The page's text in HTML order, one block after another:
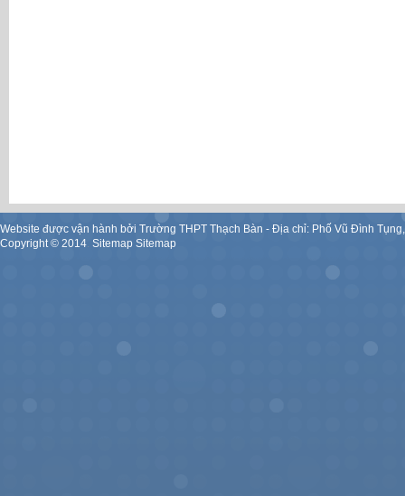
Website được vận hành bởi Trường THPT Thạch Bàn - Địa chỉ: Phố Vũ Đình
Copyright © 2014 Sitemap Sitemap